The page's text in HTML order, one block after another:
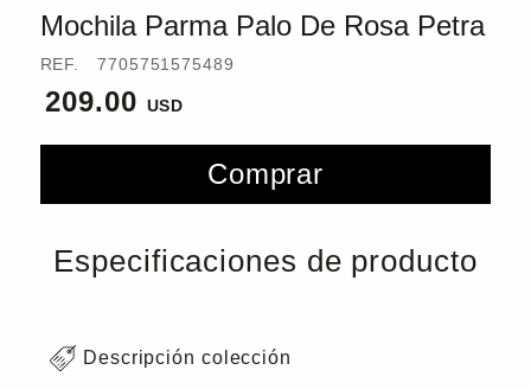
Venezuela
Mochila Parma Palo De Rosa Petra
REF. 7705751575489
209.00
Comprar
Especificaciones de producto
Descripción colección